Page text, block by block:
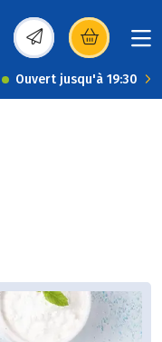
(s’ouvre dans une
Ouvert jusqu'à 19:30